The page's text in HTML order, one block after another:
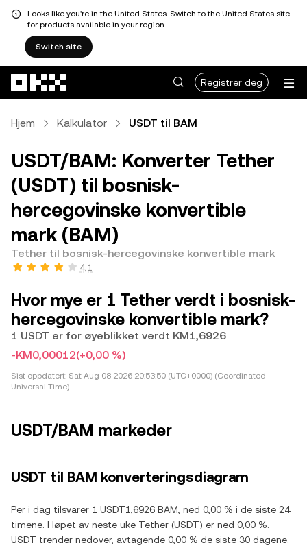
Looks like you're in the United States. Switch to the United States site
for products available in your region.
Switch site
Registrer deg
Hjem Kalkulator USDT til BAM
USDT/BAM: Konverter Tether
(USDT) til bosnisk-
hercegovinske konvertible
mark (BAM)
Tether til bosnisk-hercegovinske konvertible mark
4,1
Hvor mye er 1 Tether verdt i bosnisk-
hercegovinske konvertible mark?
1 USDT er for øyeblikket verdt KM1,6926
-KM0,00012(+0,00 %)
Sist oppdatert: Sat Aug 08 2026 20:53:50 (UTC+0000) (Coordinated
Universal Time)
USDT/BAM markeder
USDT til BAM konverteringsdiagram
Per i dag tilsvarer 1 USDT1,6926 BAM, ned 0,00 % i de siste 24
timene. I løpet av neste uke Tether (USDT) er ned 0,00 %.
USDT trender nedover, avtagende 0,00 % de siste 30 dagene.